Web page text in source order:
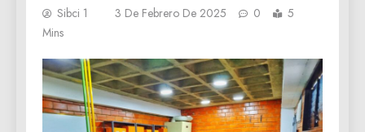
Sibci 1 3 De Febrero De 2025 0
5
Mins